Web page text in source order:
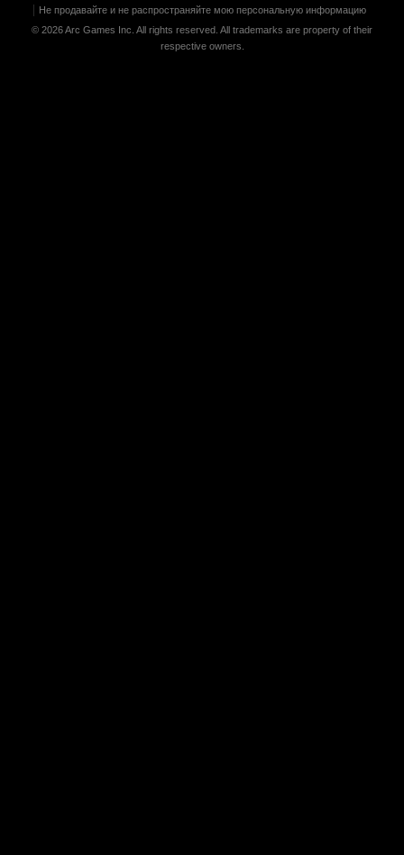
Не продавайте и не распространяйте мою персональную информацию
© 2026 Arc Games Inc. All rights reserved. All trademarks are property of their
respective owners.